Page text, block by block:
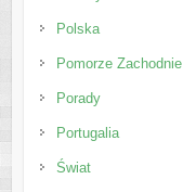
Polska
Pomorze Zachodnie
Porady
Portugalia
Świat